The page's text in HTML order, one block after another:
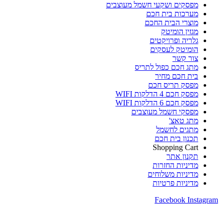
מפסקים ושקעי חשמל מעוצבים
מערכות בית חכם
מוצרי הבית החכם
מגזין הומיטק
גלריה ופרויקטים
הומיטק לעסקים
צור קשר
מתג חכם כפול לתריס
בית חכם מחיר
מפסק תריס חכם
מפסק חכם 4 הדלקות WIFI
מפסק חכם 6 הדלקות WIFI
מפסקי חשמל מעוצבים
מתג טאצ'
מתגים לחשמל
תכנון בית חכם
Shopping Cart
תקנון אתר
מדיניות החזרות
מדיניות משלוחים
מדיניות פרטיות
Facebook Instagram